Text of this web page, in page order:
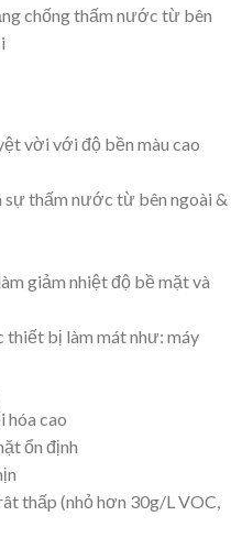
chống thấm nước từ bên
vời với độ bền màu cao
sự thấm nước từ bên ngoài &
giảm nhiệt độ bề mặt và
thiết bị làm mát như: máy
hóa cao
ổn định
thấp (nhỏ hơn 30g/L VOC,